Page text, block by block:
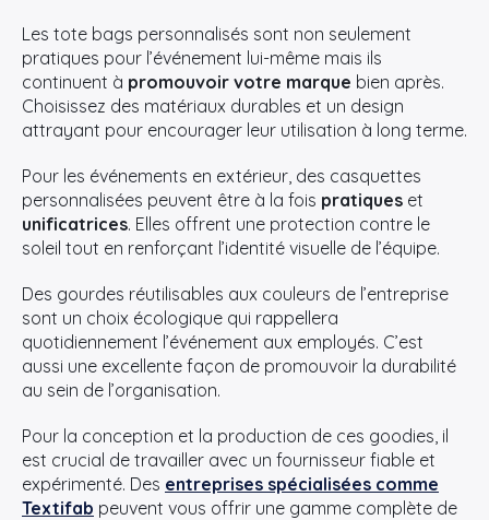
Les tote bags personnalisés sont non seulement
pratiques pour l’événement lui-même mais ils
continuent à promouvoir votre marque bien après.
Choisissez des matériaux durables et un design
attrayant pour encourager leur utilisation à long terme.
Pour les événements en extérieur, des casquettes
personnalisées peuvent être à la fois pratiques et
unificatrices. Elles offrent une protection contre le
soleil tout en renforçant l’identité visuelle de l’équipe.
Des gourdes réutilisables aux couleurs de l’entreprise
sont un choix écologique qui rappellera
quotidiennement l’événement aux employés. C’est
aussi une excellente façon de promouvoir la durabilité
au sein de l’organisation.
Pour la conception et la production de ces goodies, il
est crucial de travailler avec un fournisseur fiable et
expérimenté. Des entreprises spécialisées comme
Textifab peuvent vous offrir une gamme complète de